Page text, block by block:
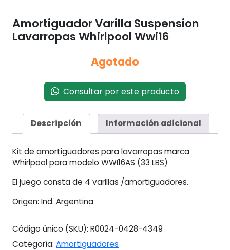
Amortiguador Varilla Suspension
Lavarropas Whirlpool Wwi16
Agotado
Consultar por este producto
Descripción Información adicional
Kit de amortiguadores para lavarropas marca
Whirlpool para modelo WWI16AS (33 LBS)
El juego consta de 4 varillas /amortiguadores.
Origen: Ind. Argentina
Código único (SKU): R0024-0428-4349
Categoría: Amortiguadores